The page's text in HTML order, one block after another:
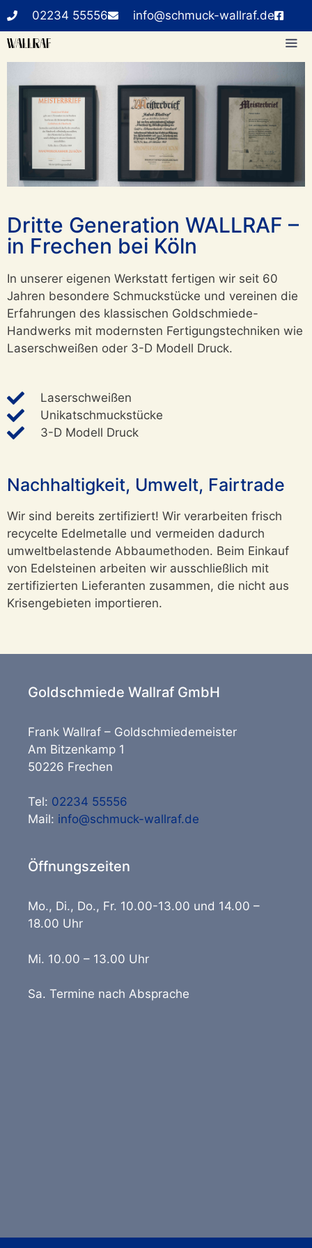
02234 55556 info@schmuck-wallraf.de
Dritte Generation WALLRAF –
in Frechen bei Köln
In unserer eigenen Werkstatt fertigen wir seit 60
Jahren besondere Schmuckstücke und vereinen die
Erfahrungen des klassischen Goldschmiede-
Handwerks mit modernsten Fertigungstechniken wie
Laserschweißen oder 3-D Modell Druck.
Laserschweißen
Unikatschmuckstücke
3-D Modell Druck
Nachhaltigkeit, Umwelt, Fairtrade
Wir sind bereits zertifiziert! Wir verarbeiten frisch
recycelte Edelmetalle und vermeiden dadurch
umweltbelastende Abbaumethoden. Beim Einkauf
von Edelsteinen arbeiten wir ausschließlich mit
zertifizierten Lieferanten zusammen, die nicht aus
Krisengebieten importieren.
Goldschmiede Wallraf GmbH
Frank Wallraf – Goldschmiedemeister
Am Bitzenkamp 1
50226 Frechen
Tel: 02234 55556
Mail: info@schmuck-wallraf.de
Öffnungszeiten
Mo., Di., Do., Fr. 10.00-13.00 und 14.00 –
18.00 Uhr
Mi. 10.00 – 13.00 Uhr
Sa. Termine nach Absprache